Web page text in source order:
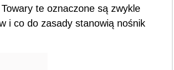
te oznaczone są zwykle
i co do zasady stanowią nośnik